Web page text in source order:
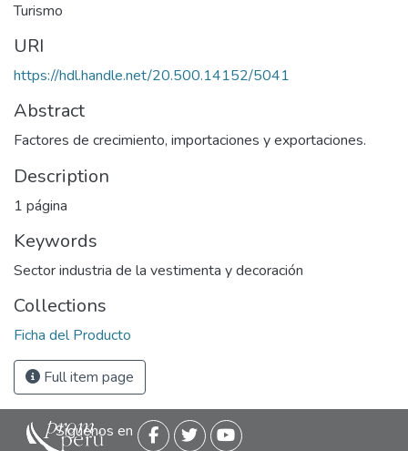
Turismo
URI
https://hdl.handle.net/20.500.14152/5041
Abstract
Factores de crecimiento, importaciones y exportaciones.
Description
1 página
Keywords
Sector industria de la vestimenta y decoración
Collections
Ficha del Producto
Full item page
Siguenos en